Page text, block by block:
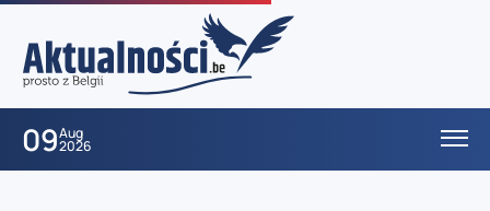
09Aug
2026